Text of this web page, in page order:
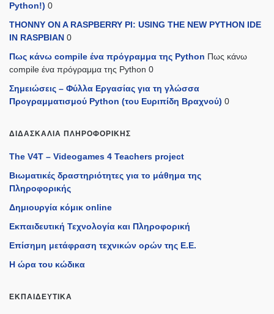
Python!) 0
THONNY ON A RASPBERRY PI: USING THE NEW PYTHON IDE
IN RASPBIAN 0
Πως κάνω compile ένα πρόγραμμα της Python Πως κάνω
compile ένα πρόγραμμα της Python 0
Σημειώσεις – Φύλλα Εργασίας για τη γλώσσα
Προγραμματισμού Python (του Ευριπίδη Βραχνού) 0
ΔΙΔΑΣΚΑΛΊΑ ΠΛΗΡΟΦΟΡΙΚΉΣ
The V4T – Videogames 4 Teachers project
Βιωματικές δραστηριότητες για το μάθημα της
Πληροφορικής
Δημιουργία κόμικ online
Εκπαιδευτική Τεχνολογία και Πληροφορική
Επίσημη μετάφραση τεχνικών ορών της Ε.Ε.
Η ώρα του κώδικα
ΕΚΠΑΙΔΕΥΤΙΚΆ